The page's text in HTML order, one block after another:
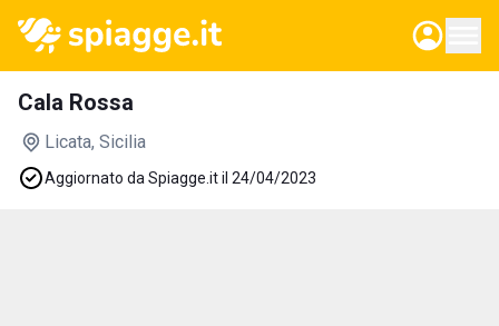
Cala Rossa
Licata, Sicilia
Aggiornato da Spiagge.it il 24/04/2023